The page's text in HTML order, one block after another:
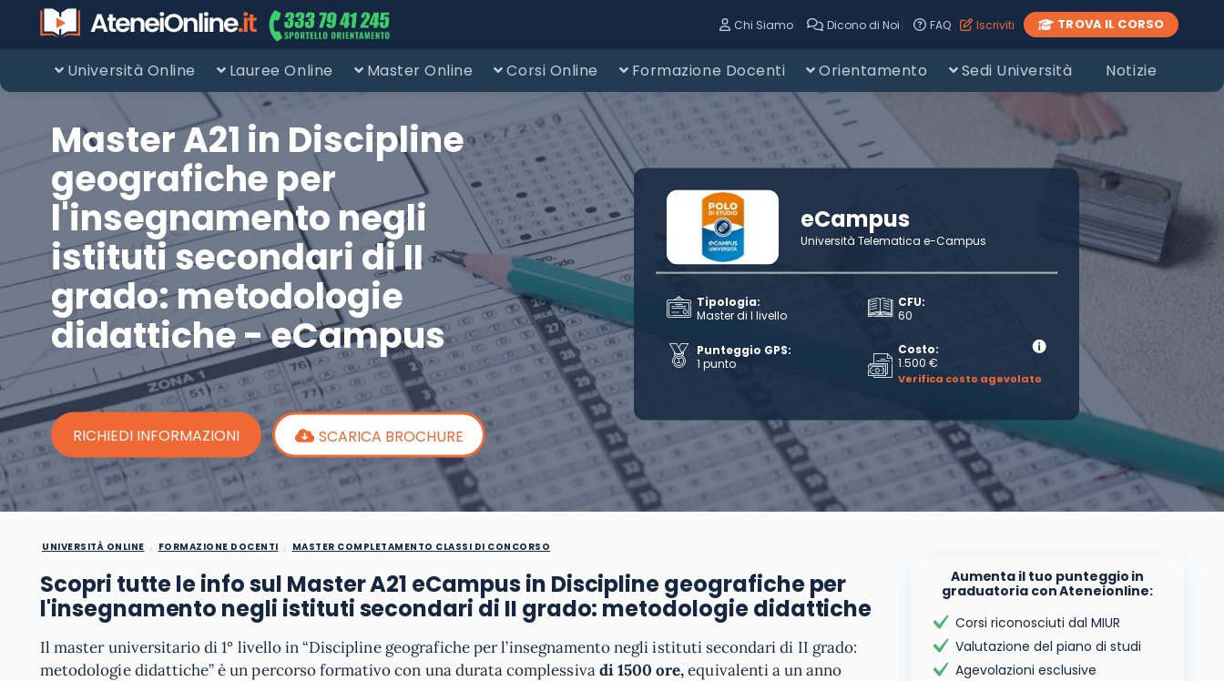
Chi Siamo| Dicono di Noi| FAQ Iscriviti TROVA IL CORSO
Università Online Lauree Online Master Online Corsi Online Formazione Docenti Orientamento Sedi Università Notizie
Master A21 in Discipline
geografiche per
l'insegnamento negli
istituti secondari di II
grado: metodologie
didattiche - eCampus
RICHIEDI INFORMAZIONI SCARICA BROCHURE
eCampus
Università Telematica e-Campus
Tipologia:
Master di I livello
CFU:
60
Punteggio GPS:
1 punto
Costo:
1.500 €
Verifica costo agevolato
UNIVERSITÀ ONLINE FORMAZIONE DOCENTI MASTER COMPLETAMENTO CLASSI DI CONCORSO
Scopri tutte le info sul Master A21 eCampus in Discipline geografiche per
l'insegnamento negli istituti secondari di II grado: metodologie didattiche
Il master universitario di 1° livello in “Discipline geografiche per l’insegnamento negli istituti secondari di II grado:
metodologie didattiche” è un percorso formativo con una durata complessivadi 1500 ore,equivalenti a un anno
Aumenta il tuo punteggio in
graduatoria con Ateneionline:
Corsi riconosciuti dal MIUR
Valutazione del piano di studi
Agevolazioni esclusive